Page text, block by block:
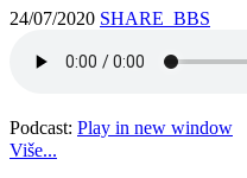
24/07/2020 SHARE_BBS
Podcast: Play in new window
Više...